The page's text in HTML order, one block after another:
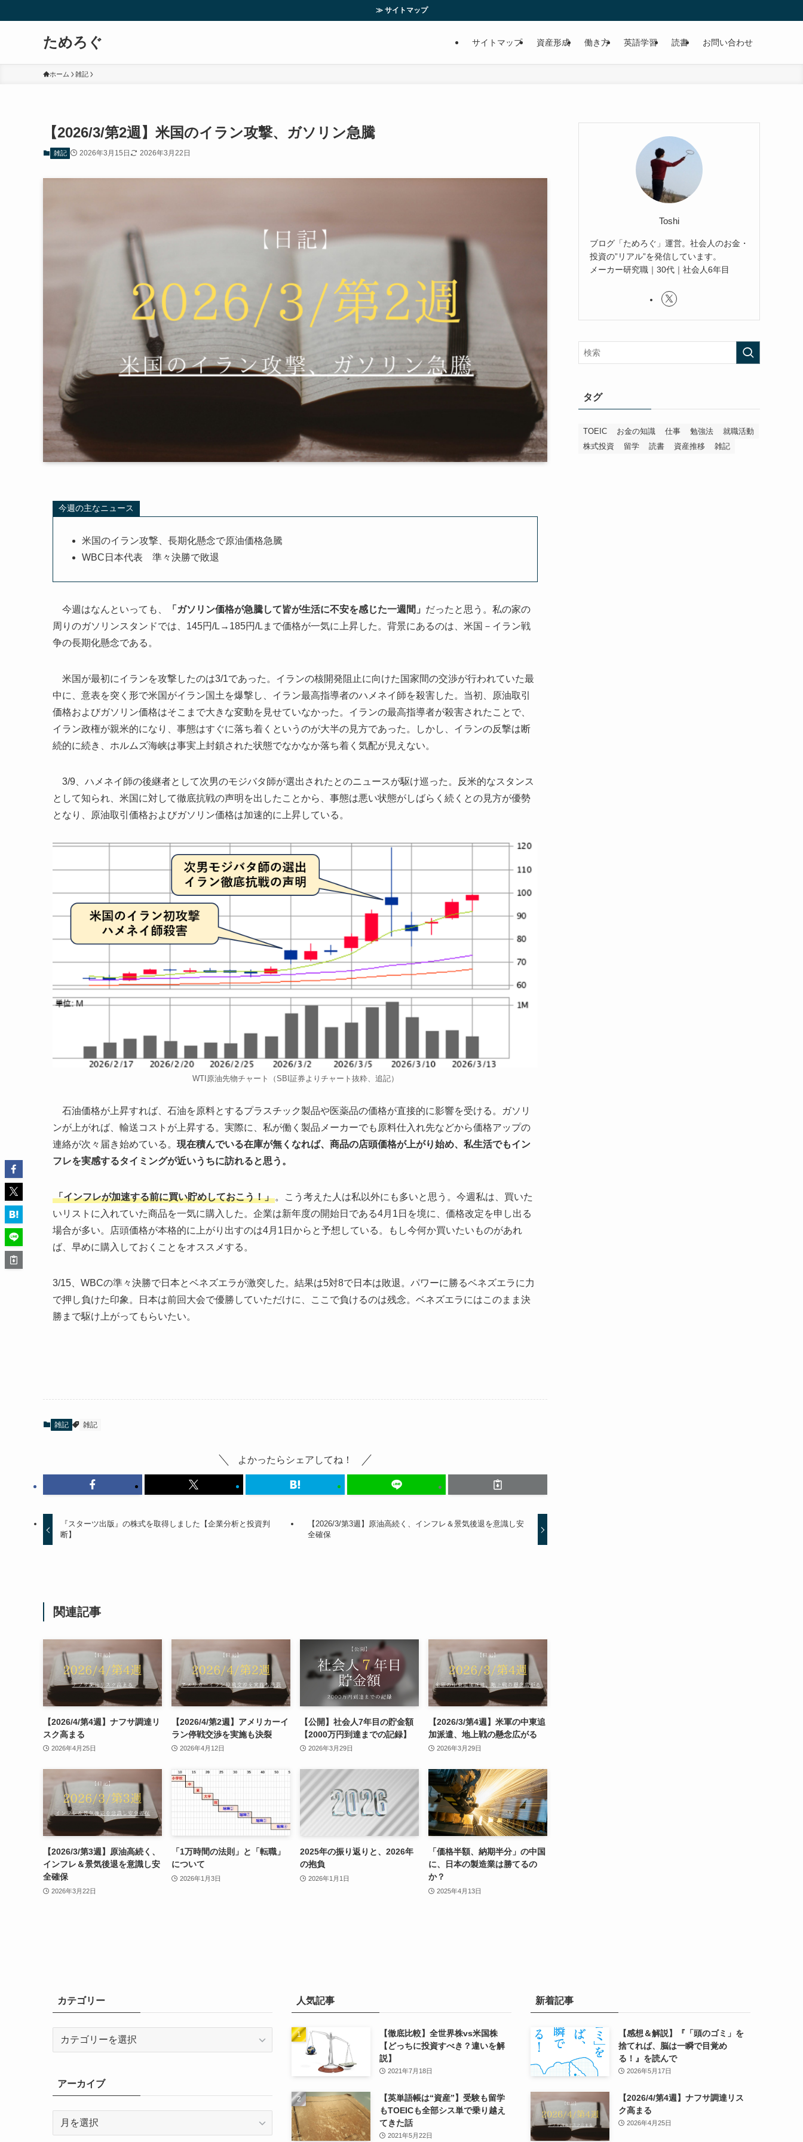
≫ サイトマップ
ためろぐ サイトマップ 資産形成 働き方 英語学習 読書 お問い合わせ
ホーム 雑記
【2026/3/第2週】米国のイラン攻撃、ガソリン急騰
雑記 2026年3月15日 2026年3月22日
今週の主なニュース
米国のイラン攻撃、長期化懸念で原油価格急騰
WBC日本代表 準々決勝で敗退
今週はなんといっても、 「ガソリン価格が急騰して皆が生活に不安を感じた一週間」 だったと思う。私の家の
周りのガソリンスタンドでは、145円/L→185円/Lまで価格が一気に上昇した。背景にあるのは、米国－イラン戦
争の長期化懸念である。
米国が最初にイランを攻撃したのは3/1であった。イランの核開発阻止に向けた国家間の交渉が行われていた最
中に、意表を突く形で米国がイラン国土を爆撃し、イラン最高指導者のハメネイ師を殺害した。当初、原油取引
価格およびガソリン価格はそこまで大きな変動を見せていなかった。イランの最高指導者が殺害されたことで、
イラン政権が親米的になり、事態はすぐに落ち着くというのが大半の見方であった。しかし、イランの反撃は断
続的に続き、ホルムズ海峡は事実上封鎖された状態でなかなか落ち着く気配が見えない。
3/9、ハメネイ師の後継者として次男のモジバタ師が選出されたとのニュースが駆け巡った。反米的なスタンス
として知られ、米国に対して徹底抗戦の声明を出したことから、事態は悪い状態がしばらく続くとの見方が優勢
となり、原油取引価格およびガソリン価格は加速的に上昇している。
WTI原油先物チャート（SBI証券よりチャート抜粋、追記）
石油価格が上昇すれば、石油を原料とするプラスチック製品や医薬品の価格が直接的に影響を受ける。ガソリ
ンが上がれば、輸送コストが上昇する。実際に、私が働く製品メーカーでも原料仕入れ先などから価格アップの
連絡が次々届き始めている。 現在積んでいる在庫が無くなれば、商品の店頭価格が上がり始め、私生活でもイン
フレを実感するタイミングが近いうちに訪れると思う。
「インフレが加速する前に買い貯めしておこう！」 。こう考えた人は私以外にも多いと思う。今週私は、買いた
いリストに入れていた商品を一気に購入した。企業は新年度の開始日である4月1日を境に、価格改定を申し出る
場合が多い。店頭価格が本格的に上がり出すのは4月1日からと予想している。もし今何か買いたいものがあれ
ば、早めに購入しておくことをオススメする。
3/15、WBCの準々決勝で日本とベネズエラが激突した。結果は5対8で日本は敗退。パワーに勝るベネズエラに力
で押し負けた印象。日本は前回大会で優勝していただけに、ここで負けるのは残念。ベネズエラにはこのまま決
勝まで駆け上がってもらいたい。
雑記 雑記
よかったらシェアしてね！
『スターツ出版』の株式を取得しました【企業分析と投資判
断】
【2026/3/第3週】原油高続く、インフレ＆景気後退を意識し安
全確保
関連記事
【2026/4/第4週】ナフサ調達リ
スク高まる
2026年4月25日
【2026/4/第2週】アメリカーイ
ラン停戦交渉を実施も決裂
2026年4月12日
【公開】社会人7年目の貯金額
【2000万円到達までの記録】
2026年3月29日
【2026/3/第4週】米軍の中東追
加派遣、地上戦の懸念広がる
2026年3月29日
【2026/3/第3週】原油高続く、
インフレ＆景気後退を意識し安
全確保
2026年3月22日
「1万時間の法則」と「転職」
について
2026年1月3日
2025年の振り返りと、2026年
の抱負
2026年1月1日
「価格半額、納期半分」の中国
に、日本の製造業は勝てるの
か？
2025年4月13日
Toshi
ブログ「ためろぐ」運営。社会人のお金・
投資の”リアル”を発信しています。
メーカー研究職｜30代｜社会人6年目
タグ
TOEIC お金の知識 仕事 勉強法
就職活動
株式投資
留学 読書 資産推移 雑記
カテゴリー
リ
ー
アーカイブ
人気記事
【徹底比較】全世界株vs米国株
【どっちに投資すべき？違いを解
説】
2021年7月18日
【英単語帳は“資産”】受験も留学
もTOEICも全部シス単で乗り越え
てきた話
2021年5月22日
新着記事
【感想＆解説】『「頭のゴミ」を
捨てれば、脳は一瞬で目覚め
る！』を読んで
2026年5月17日
【2026/4/第4週】ナフサ調達リス
ク高まる
2026年4月25日